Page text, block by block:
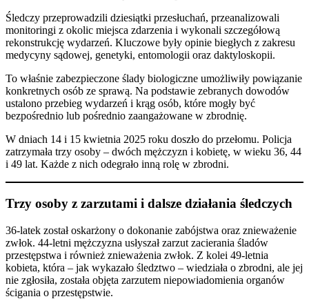
Śledczy przeprowadzili dziesiątki przesłuchań, przeanalizowali
monitoringi z okolic miejsca zdarzenia i wykonali szczegółową
rekonstrukcję wydarzeń. Kluczowe były opinie biegłych z zakresu
medycyny sądowej, genetyki, entomologii oraz daktyloskopii.
To właśnie zabezpieczone ślady biologiczne umożliwiły powiązanie
konkretnych osób ze sprawą. Na podstawie zebranych dowodów
ustalono przebieg wydarzeń i krąg osób, które mogły być
bezpośrednio lub pośrednio zaangażowane w zbrodnię.
W dniach 14 i 15 kwietnia 2025 roku doszło do przełomu. Policja
zatrzymała trzy osoby – dwóch mężczyzn i kobietę, w wieku 36, 44
i 49 lat. Każde z nich odegrało inną rolę w zbrodni.
Trzy osoby z zarzutami i dalsze działania śledczych
36-latek został oskarżony o dokonanie zabójstwa oraz znieważenie
zwłok. 44-letni mężczyzna usłyszał zarzut zacierania śladów
przestępstwa i również znieważenia zwłok. Z kolei 49-letnia
kobieta, która – jak wykazało śledztwo – wiedziała o zbrodni, ale jej
nie zgłosiła, została objęta zarzutem niepowiadomienia organów
ścigania o przestępstwie.